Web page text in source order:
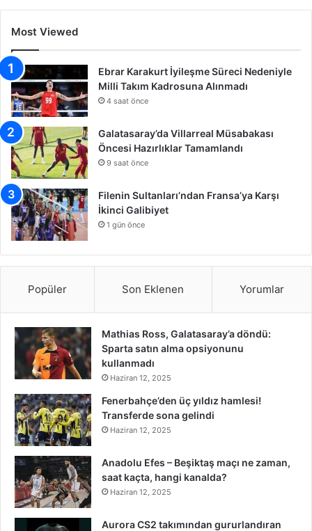
Most Viewed
Ebrar Karakurt İyileşme Süreci Nedeniyle
Milli Takım Kadrosuna Alınmadı
4 saat önce
Galatasaray’da Villarreal Müsabakası
Öncesi Hazırlıklar Tamamlandı
9 saat önce
Filenin Sultanları’ndan Fransa’ya Karşı
İkinci Galibiyet
1 gün önce
Popüler Son Eklenen Yorumlar
Mathias Ross, Galatasaray’a döndü:
Sparta satın alma opsiyonunu
kullanmadı
Haziran 12, 2025
Fenerbahçe’den üç yıldız hamlesi!
Transferde sona gelindi
Haziran 12, 2025
Anadolu Efes – Beşiktaş maçı ne zaman,
saat kaçta, hangi kanalda?
Haziran 12, 2025
Aurora CS2 takımından gururlandıran